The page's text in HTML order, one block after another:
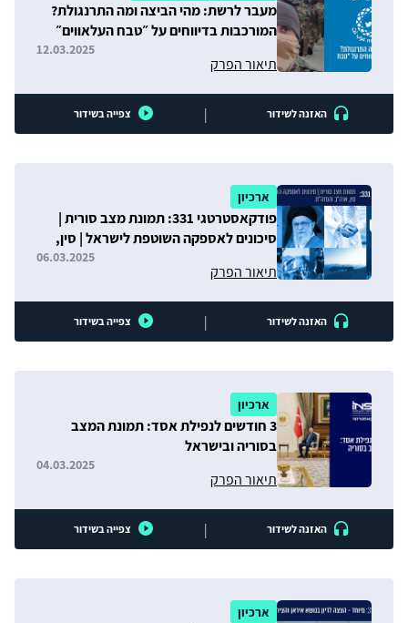
מעבר לרשת: מהי הביצה ומה התרנגולת?
המורכבות בדיווחים על ״טבח העלאווים״
תיאור הפרק
12.03.2025
האזנה לשידור צפייה בשידור
ארכיון
פודקאסטרטגי 331: תמונת מצב סורית |
סיכונים לאספקה השוטפת לישראל | סין,
תיאור הפרק
06.03.2025
האזנה לשידור צפייה בשידור
ארכיון
3 חודשים לנפילת אסד: תמונת המצב
בסוריה ובישראל
תיאור הפרק
04.03.2025
האזנה לשידור צפייה בשידור
ארכיון